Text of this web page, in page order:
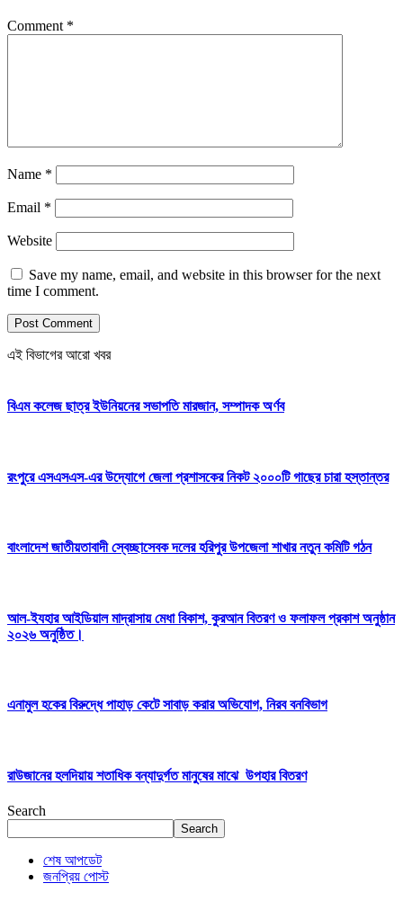
Comment *
Name *
Email *
Website
Save my name, email, and website in this browser for the next
time I comment.
এই বিভাগের আরো খবর
বিএম কলেজ ছাত্র ইউনিয়নের সভাপতি মারজান, সম্পাদক অর্ণব
রংপুরে এসএসএস-এর উদ্যোগে জেলা প্রশাসকের নিকট ২০০০টি গাছের চারা হস্তান্তর
বাংলাদেশ জাতীয়তাবাদী স্বেচ্ছাসেবক দলের হরিপুর উপজেলা শাখার নতুন কমিটি গঠন
আল-ইযহার আইডিয়াল মাদ্রাসায় মেধা বিকাশ, কুরআন বিতরণ ও ফলাফল প্রকাশ অনুষ্ঠান
২০২৬ অনুষ্ঠিত।
এনামুল হকের বিরুদ্ধে পাহাড় কেটে সাবাড় করার অভিযোগ, নিরব বনবিভাগ
রাউজানের হলদিয়ায় শতাধিক বন্যাদুর্গত মানুষের মাঝে উপহার বিতরণ
Search
Search
শেষ আপডেট
জনপ্রিয় পোস্ট